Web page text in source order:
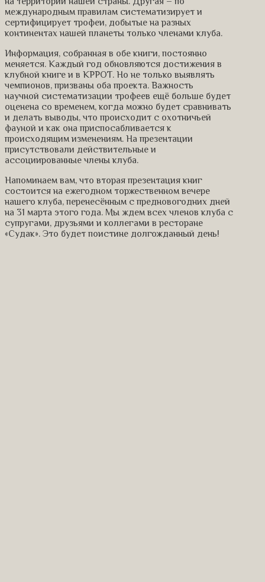
международным правилам систематизирует и
сертифицирует трофеи, добытые на разных
континентах нашей планеты только членами клуба.
Информация, собранная в обе книги, постоянно
меняется. Каждый год обновляются достижения в
клубной книге и в КРРОТ. Но не только выявлять
чемпионов, призваны оба проекта. Важность
научной систематизации трофеев ещё больше будет
оценена со временем, когда можно будет сравнивать
и делать выводы, что происходит с охотничьей
фауной и как она приспосабливается к
происходящим изменениям. На презентации
присутствовали действительные и
ассоциированные члены клуба.
Напоминаем вам, что вторая презентация книг
состоитсяна ежегодном торжественном вечере
нашего клуба, перенесённым с предновогодних дней
на 31 марта этого года. Мы ждем всех членов клуба с
супругами, друзьями и коллегами в ресторане
«Судак». Это будет поистине долгожданный день!